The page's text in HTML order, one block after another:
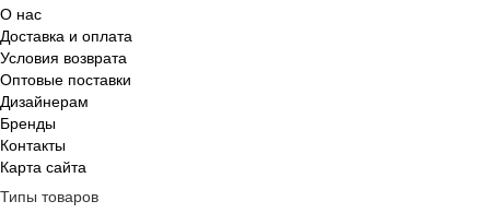
О нас
Доставка и оплата
Условия возврата
Оптовые поставки
Дизайнерам
Бренды
Контакты
Карта сайта
Типы товаров